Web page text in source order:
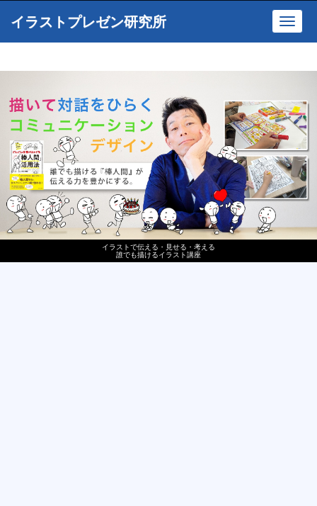
イラストで伝える・見せる・考える
誰でも描けるイラスト講座
イラストプレゼン研究所